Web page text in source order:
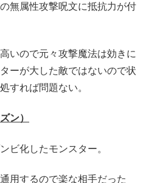
無属性攻撃呪文に抵抗力が付
いので元々攻撃魔法は効きに
ーが大した敵ではないので状
すれば問題ない。
ン）
ビ化したモンスター。
用するので楽な相手だった